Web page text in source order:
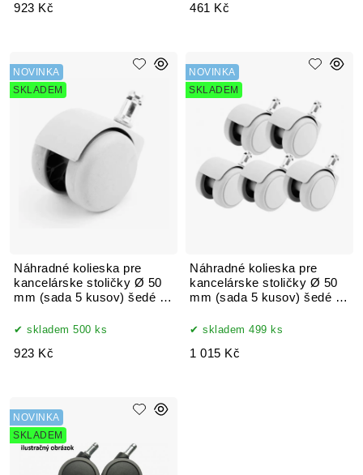
923 Kč 461 Kč
Náhradné kolieska pre
kancelárske stoličky Ø 50
mm (sada 5 kusov) šedé na
NOVINKA
SKLADEM
skladem 500 ks
923 Kč
Náhradné kolieska pre
kancelárske stoličky Ø 50
mm (sada 5 kusov) šedé na
NOVINKA
SKLADEM
skladem 499 ks
1 015 Kč
NOVINKA
SKLADEM